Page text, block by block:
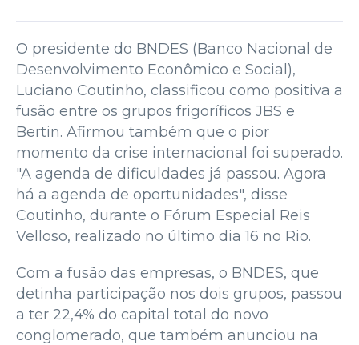
O presidente do BNDES (Banco Nacional de
Desenvolvimento Econômico e Social),
Luciano Coutinho, classificou como positiva a
fusão entre os grupos frigoríficos JBS e
Bertin. Afirmou também que o pior
momento da crise internacional foi superado.
"A agenda de dificuldades já passou. Agora
há a agenda de oportunidades", disse
Coutinho, durante o Fórum Especial Reis
Velloso, realizado no último dia 16 no Rio.
Com a fusão das empresas, o BNDES, que
detinha participação nos dois grupos, passou
a ter 22,4% do capital total do novo
conglomerado, que também anunciou na